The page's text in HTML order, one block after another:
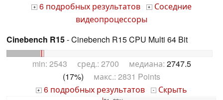
+ 6 подробных результатов + Соседние
видеопроцессоры
Cinebench R15- Cinebench R15 CPU Multi 64 Bit
min: 2543 сред.: 2700 медиана: 2747.5
(17%) макс.: 2831 Points
+ 6 подробных результатов - Скрыть